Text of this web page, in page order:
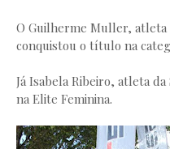
O Guilherme Muller, atleta
conquistou o título na
Já Isabela Ribeiro, atleta
na Elite Feminina.